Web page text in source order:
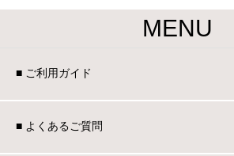
MENU
■ ご利用ガイド
■ よくあるご質問